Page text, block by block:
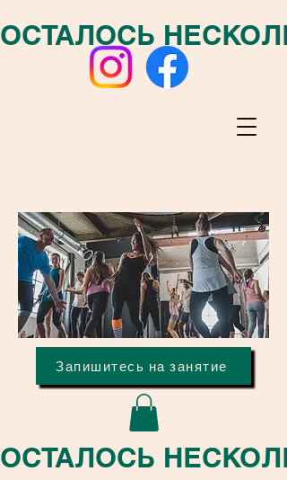
Запишитесь на занятие
ОСТАЛОСЬ
ОСТАЛОСЬ